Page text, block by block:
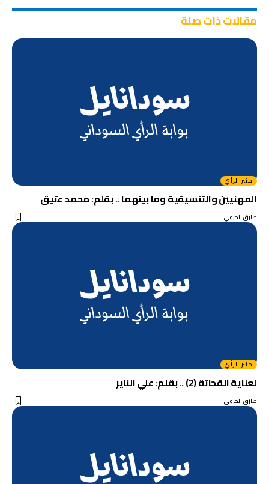
مقالات ذات صلة
منبر الرأي
المهنيين والتنسيقية وما بينهما .. بقلم: محمد عتيق
طارق الجزولي
منبر الرأي
لعناية القحاتة (2) .. بقلم: علي الناير
طارق الجزولي